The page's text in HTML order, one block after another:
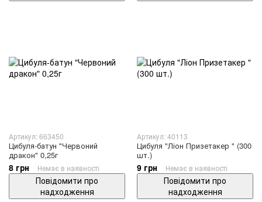
Артикул: 663450
Цибуля-батун "Червоний
дракон" 0,25г
8 грн Немає в наявності
Повідомити про
надходження
Артикул: 40113
Цибуля "Ліон Призетакер " (300
шт.)
9 грн Немає в наявності
Повідомити про
надходження